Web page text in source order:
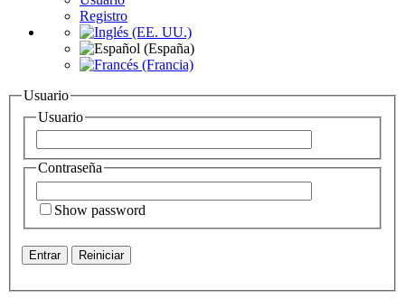
Registro
Usuario
Usuario
Contraseña
Show password
Entrar Reiniciar